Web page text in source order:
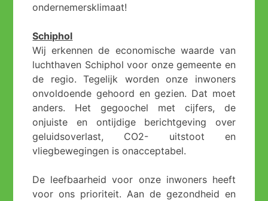
ondernemersklimaat!
Schiphol
Wij erkennen de economische waarde van
luchthaven Schiphol voor onze gemeente en
de regio. Tegelijk worden onze inwoners
onvoldoende gehoord en gezien. Dat moet
anders. Het gegoochel met cijfers, de
onjuiste en ontijdige berichtgeving over
geluidsoverlast, CO2- uitstoot en
vliegbewegingen is onacceptabel.
De leefbaarheid voor onze inwoners heeft
voor ons prioriteit. Aan de gezondheid en